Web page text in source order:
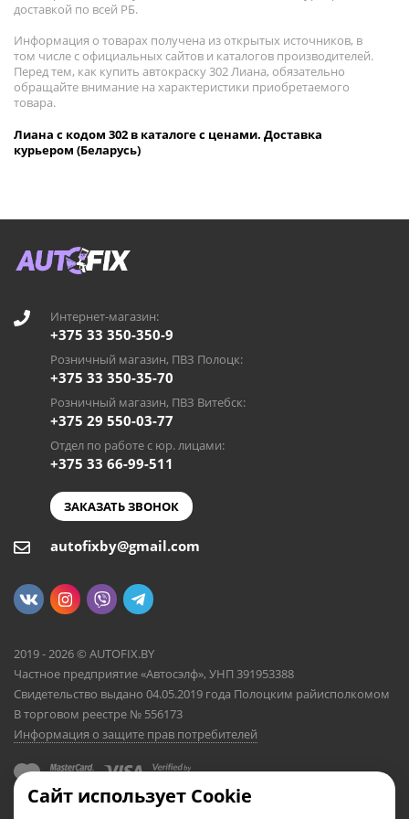
доставкой по всей РБ.
Информация о товарах получена из открытых источников, в
том числе с официальных сайтов и каталогов производителей.
Перед тем, как купить автокраску 302 Лиана, обязательно
обращайте внимание на характеристики приобретаемого
товара.
Лиана с кодом 302 в каталоге с ценами. Доставка
курьером (Беларусь)
Интернет-магазин:
+375 33 350-350-9
Розничный магазин, ПВЗ Полоцк:
+375 33 350-35-70
Розничный магазин, ПВЗ Витебск:
+375 29 550-03-77
Отдел по работе с юр. лицами:
+375 33 66-99-511
ЗАКАЗАТЬ ЗВОНОК
autofixby@gmail.com
2019 - 2026 © AUTOFIX.BY
Частное предприятие «Автосэлф», УНП 391953388
Свидетельство выдано 04.05.2019 года Полоцким райисполкомом
В торговом реестре № 556173
Информация о защите прав потребителей
Сайт использует Cookie